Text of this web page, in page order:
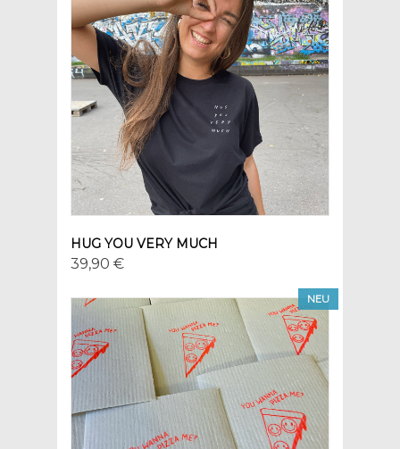
HUG YOU VERY MUCH
39,90 €
NEU